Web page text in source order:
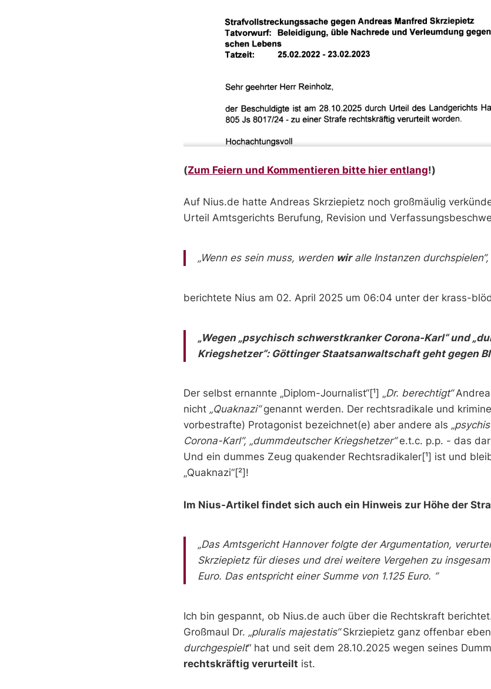
(Zum Feiern und Kommentieren bitte hier entlang!)
Auf Nius.de hatte Andreas Skrziepietz noch großmäulig
Urteil Amtsgerichts Berufung, Revision und
„Wenn es sein muss, werden wiralle Instanzen
berichtete Nius am 02. April 2025 um 06:04 unter der krass-
„Wegen „psychisch schwerstkranker Corona-Karl“ und
Kriegshetzer“: Göttinger Staatsanwaltschaft geht gegen
Der selbst ernannte „Diplom-Journalist“[¹] „Dr. berechtigt“
nicht „Quaknazi“genannt werden. Der rechtsradikale und
vorbestrafte) Protagonist bezeichnet(e) aber andere als
Corona-Karl“, „dummdeutscher Kriegshetzer“e.t.c. p.p. - das
Und ein dummes Zeug quakender Rechtsradikaler[¹] ist und
„Quaknazi“[²]!
Im Nius-Artikel findet sich auch ein Hinweis zur Höhe der
„Das Amtsgericht Hannover folgte der Argumentation,
Skrziepietz für dieses und drei weitere Vergehen zu
Euro. Das entspricht einer Summe von 1.125 Euro. “
Ich bin gespannt, ob Nius.de auch über die Rechtskraft
Großmaul Dr. „pluralis majestatis“Skrziepietz ganz offenbar
durchgespielt“ hat und seit dem 28.10.2025 wegen seines
rechtskräftig verurteilt ist.